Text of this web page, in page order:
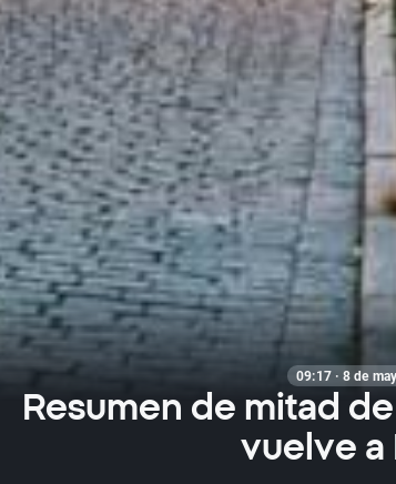
09:17 · 8 de
Resumen de mitad
vuelve a